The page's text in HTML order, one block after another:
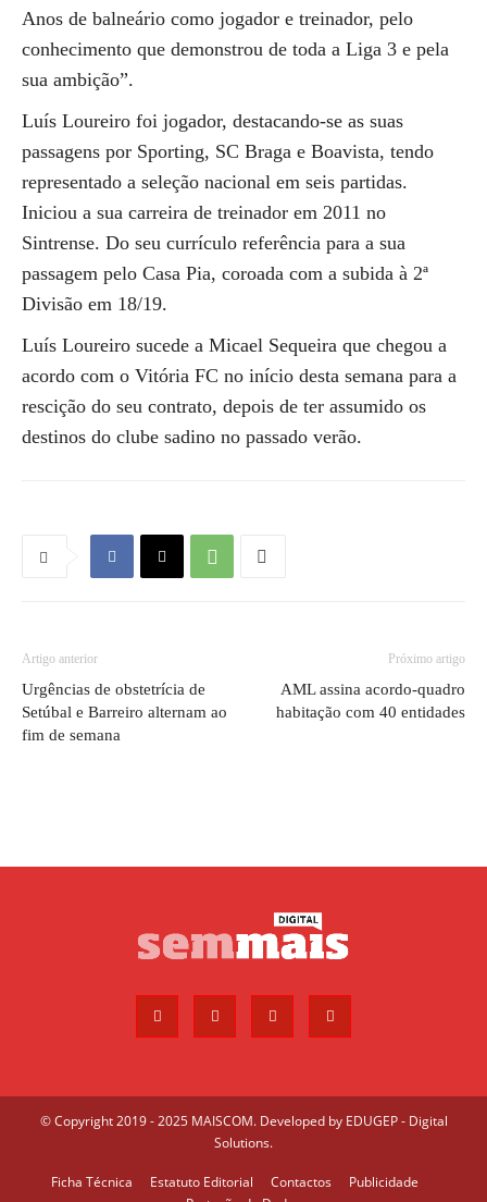
Anos de balneário como jogador e treinador, pelo
conhecimento que demonstrou de toda a Liga 3 e pela
sua ambição”.
Luís Loureiro foi jogador, destacando-se as suas
passagens por Sporting, SC Braga e Boavista, tendo
representado a seleção nacional em seis partidas.
Iniciou a sua carreira de treinador em 2011 no
Sintrense. Do seu currículo referência para a sua
passagem pelo Casa Pia, coroada com a subida à 2ª
Divisão em 18/19.
Luís Loureiro sucede a Micael Sequeira que chegou a
acordo com o Vitória FC no início desta semana para a
rescição do seu contrato, depois de ter assumido os
destinos do clube sadino no passado verão.
Artigo anterior
Urgências de obstetrícia de
Setúbal e Barreiro alternam ao
fim de semana
Próximo artigo
AML assina acordo-quadro
habitação com 40 entidades
© Copyright 2019 - 2025 MAISCOM. Developed by EDUGEP - Digital
Solutions.
Ficha Técnica Estatuto Editorial Contactos
Publicidade